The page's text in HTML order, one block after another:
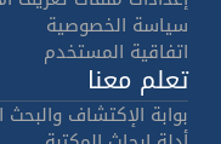
سياسة الخصوصية
اتفاقية المستخدم
تعلم معنا
بوابة الإكتشاف والبحث